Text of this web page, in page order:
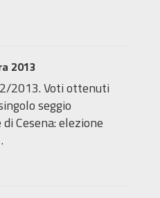
2013
2013. Voti ottenuti
seggio
Cesena: elezione